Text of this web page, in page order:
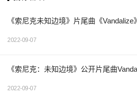
《索尼克未知边境》片尾曲《Vandalize
2022-09-07
《索尼克：未知边境》公开片尾曲
2022-09-07